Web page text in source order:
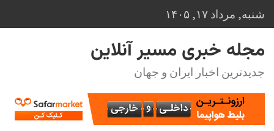
Skip
to
content
شنبه, مرداد ۱۷, ۱۴۰۵
مجله خبری مسیر آنلاین
جدیدترین اخبار ایران و جهان